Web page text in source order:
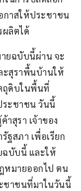
กาสให้ประชาชน
ผลิตได้
ยฉบับนี้ผ่าน จะ
ะสุราพื้นบ้านให้
ถุดิบในพื้นที่
ระชาชน วันนี้
สุรา เจ้าของ
ฐสภา เพื่อเรียก
ฉบับนี้ และให้
หมายออกไป ตน
ชาชนที่มาในวันนี้